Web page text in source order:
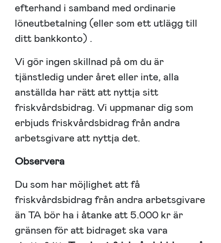
efterhand i samband med ordinarie
löneutbetalning (eller som ett utlägg till
ditt bankkonto) .
Vi gör ingen skillnad på om du är
tjänstledig under året eller inte, alla
anställda har rätt att nyttja sitt
friskvårdsbidrag. Vi uppmanar dig som
erbjuds friskvårdsbidrag från andra
arbetsgivare att nyttja det.
Observera
Du som har möjlighet att få
friskvårdsbidrag från andra arbetsgivare
än TA bör ha i åtanke att 5.000 kr är
gränsen för att bidraget ska vara